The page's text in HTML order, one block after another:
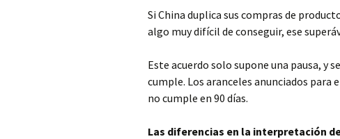
Si China duplica sus compras de
algo muy difícil de conseguir, ese
Este acuerdo solo supone una pausa, y
cumple. Los aranceles anunciados para
no cumple en 90 días.
Las diferencias en la interpretación